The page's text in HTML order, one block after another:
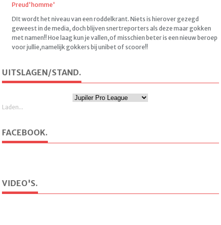
Preud'homme'
DIt wordt het niveau van een roddelkrant. Niets is hierover gezegd
geweest in de media, doch blijven snertreporters als deze maar gokken
met namen!! Hoe laag kun je vallen,of misschien beter is een nieuw beroep
voor jullie,namelijk gokkers bij unibet of scoore!!
UITSLAGEN/STAND.
Laden...
FACEBOOK.
VIDEO'S.